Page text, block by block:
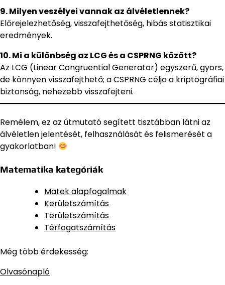
9. Milyen veszélyei vannak az álvéletlennek?
Előrejelezhetőség, visszafejthetőség, hibás statisztikai
eredmények.
10. Mi a különbség az LCG és a CSPRNG között?
Az LCG (Linear Congruential Generator) egyszerű, gyors,
de könnyen visszafejthető; a CSPRNG célja a kriptográfiai
biztonság, nehezebb visszafejteni.
Remélem, ez az útmutató segített tisztábban látni az
álvéletlen jelentését, felhasználását és felismerését a
gyakorlatban!
Matematika kategóriák
Matek alapfogalmak
Kerületszámítás
Területszámítás
Térfogatszámítás
Még több érdekesség:
Olvasónapló